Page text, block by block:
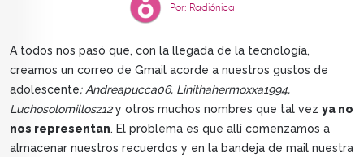
Por: Radiónica
A todos nos pasó que, con la llegada de la tecnología,
creamos un correo de Gmail acorde a nuestros gustos de
adolescente; Andreapucca06, Linithahermoxxa1994,
Luchosolomillosz12y otros muchos nombres que tal vez ya no
nos representan. El problema es que allí comenzamos a
almacenar nuestros recuerdos y en la bandeja de mail nuestra